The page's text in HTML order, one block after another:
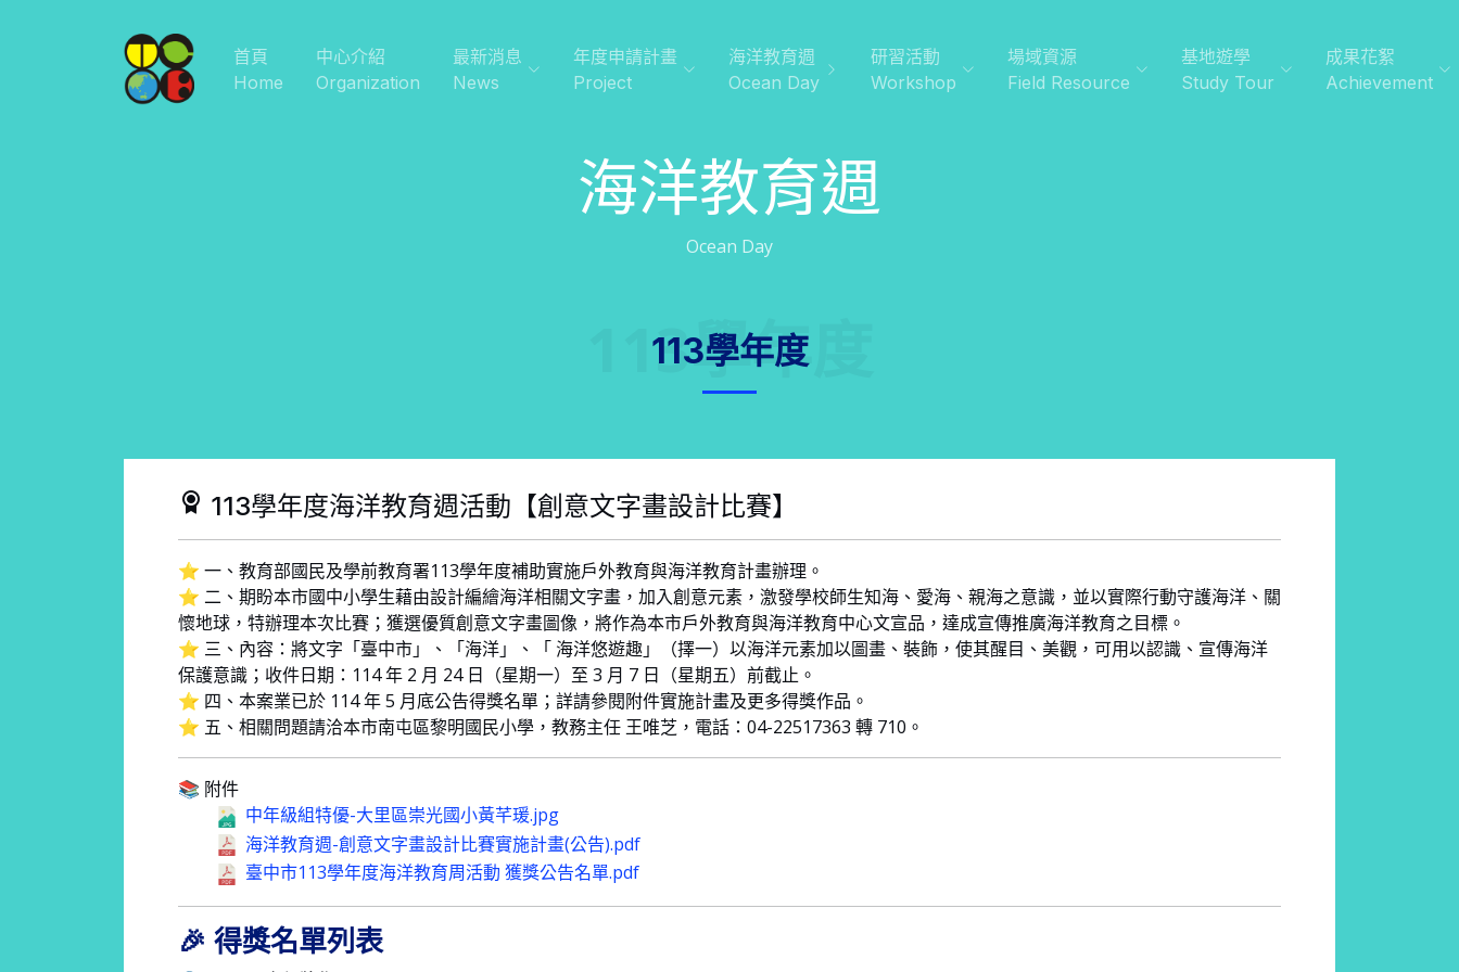
首頁
Home
中心介紹
Organization
最新消息
News
年度申請計畫
Project
海洋教育週
Ocean Day
研習活動
Workshop
場域資源
Field Resource
基地遊學
Study Tour
成果花絮
Achievement
海洋教育週
Ocean Day
113學年度
113學年度
113學年度海洋教育週活動【創意文字畫設計比賽】
⭐ 一、教育部國民及學前教育署113學年度補助實施戶外教育與海洋教育計畫辦理。
⭐ 二、期盼本市國中小學生藉由設計編繪海洋相關文字畫，加入創意元素，激發學校師生知海、愛海、親海之意識，並以實際行動守護海洋、關
懷地球，特辦理本次比賽；獲選優質創意文字畫圖像，將作為本市戶外教育與海洋教育中心文宣品，達成宣傳推廣海洋教育之目標。
⭐ 三、內容：將文字「臺中市」、「海洋」、「 海洋悠遊趣」（擇一）以海洋元素加以圖畫、裝飾，使其醒目、美觀，可用以認識、宣傳海洋
保護意識；收件日期：114 年 2 月 24 日（星期一）至 3 月 7 日（星期五）前截止。
⭐ 四、本案業已於 114 年 5 月底公告得獎名單；詳請參閱附件實施計畫及更多得獎作品。
⭐ 五、相關問題請洽本市南屯區黎明國民小學，教務主任 王唯芝，電話：04-22517363 轉 710。
📚 附件
中年級組特優-大里區崇光國小黃芊瑗.jpg
海洋教育週-創意文字畫設計比賽實施計畫(公告).pdf
臺中市113學年度海洋教育周活動 獲獎公告名單.pdf
🎉 得獎名單列表